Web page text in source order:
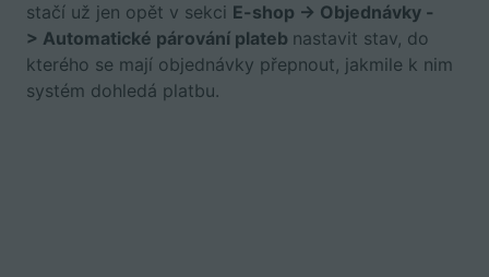
stačí už jen opět v sekci E-shop -> Objednávky -
> Automatické párování plateb nastavit stav, do
kterého se mají objednávky přepnout, jakmile k nim
systém dohledá platbu.